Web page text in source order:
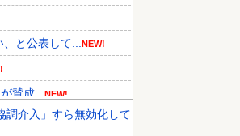
と公表して... NEW!
賛成... NEW!
！」→「信頼...NEW!
調介入」すら無効化して